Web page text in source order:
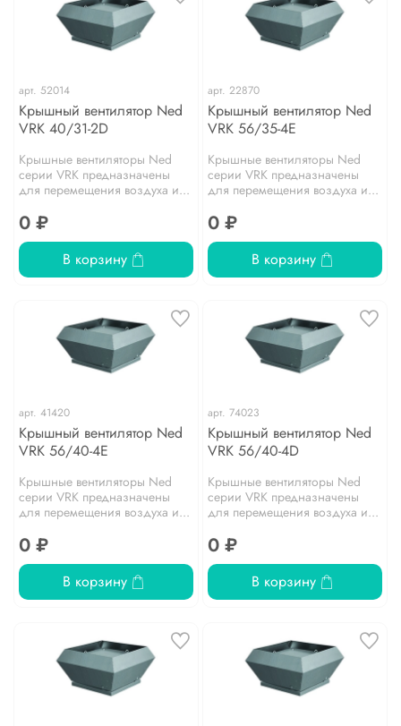
арт. 52014
Крышный вентилятор Ned
VRK 40/31-2D
Крышные вентиляторы Ned
серии VRK предназначены
для перемещения воздуха и...
0 ₽
В корзину
арт. 22870
Крышный вентилятор Ned
VRK 56/35-4E
Крышные вентиляторы Ned
серии VRK предназначены
для перемещения воздуха и...
0 ₽
В корзину
арт. 41420
Крышный вентилятор Ned
VRK 56/40-4E
Крышные вентиляторы Ned
серии VRK предназначены
для перемещения воздуха и...
0 ₽
В корзину
арт. 74023
Крышный вентилятор Ned
VRK 56/40-4D
Крышные вентиляторы Ned
серии VRK предназначены
для перемещения воздуха и...
0 ₽
В корзину